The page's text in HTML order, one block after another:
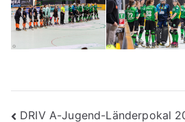
DRIV A-Jugend-Länderpokal